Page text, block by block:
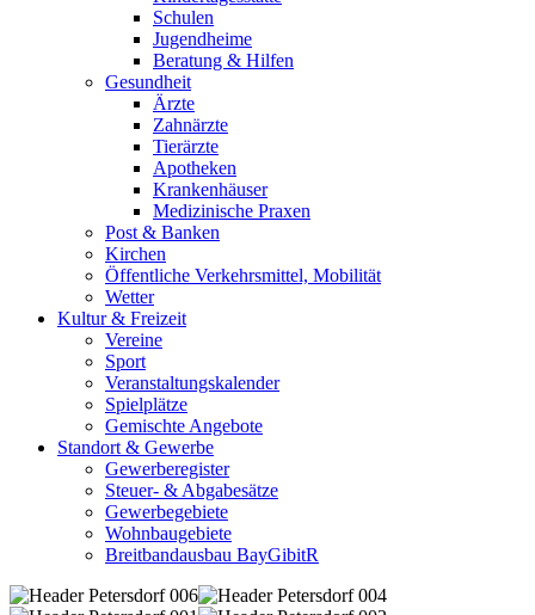
Schulen
Jugendheime
Beratung & Hilfen
Gesundheit
Ärzte
Zahnärzte
Tierärzte
Apotheken
Krankenhäuser
Medizinische Praxen
Post & Banken
Kirchen
Öffentliche Verkehrsmittel, Mobilität
Wetter
Kultur & Freizeit
Vereine
Sport
Veranstaltungskalender
Spielplätze
Gemischte Angebote
Standort & Gewerbe
Gewerberegister
Steuer- & Abgabesätze
Gewerbegebiete
Wohnbaugebiete
Breitbandausbau BayGibitR